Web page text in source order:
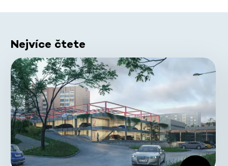
Nejvíce čtete